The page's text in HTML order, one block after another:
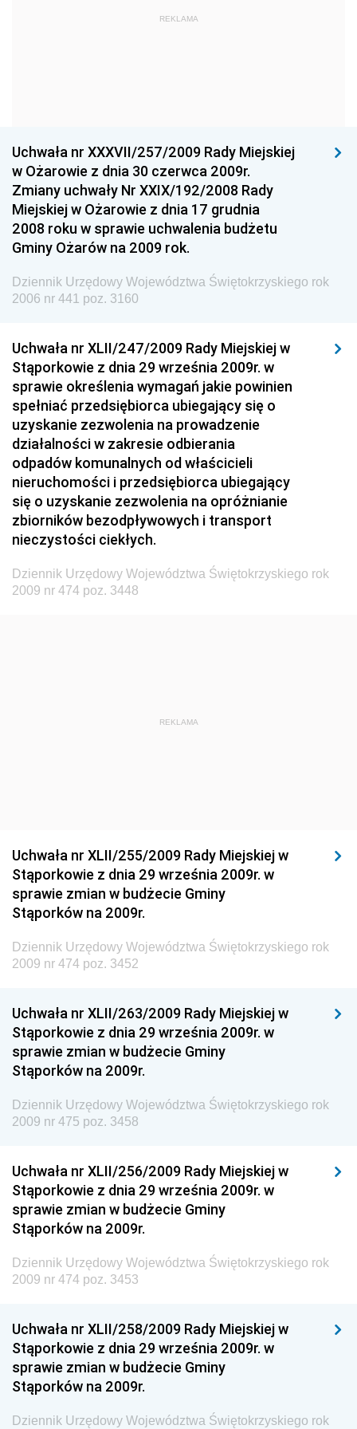
Dziennik Urzędowy Ministra Gospodarki
Dziennik Urzędowy Urzędu Ochrony Konkurencji i
Konsumentów
Dziennik Urzędowy Ministra Pracy i Polityki
Społecznej
Dziennik Urzędowy Urzędu Lotnictwa Cywilnego
Dziennik Urzędowy Ministerstwa Hutnictwa i
Przemysłu Maszynowego
Dziennik Urzędowy Ministerstwa Zdrowia i Opieki
Społecznej
Dziennik Urzędowy Ministerstwa Rolnictwa, Leśnictwa
i Gospodarki Żywnościowej
Dziennik Urzędowy Ministra Spraw Wewnętrznych
Dziennik Urzędowy Ministra Transportu, Budownictwa
i Gospodarki Morskiej
Dziennik Urzędowy Ministra Administracji i Cyfryzacji
Dziennik Urzędowy Głównego Inspektora Ochrony
Dziennik Urzędowy Ministra Budownictwa i Przemysłu
Środowiska
Dziennik Urzędowy Ministerstwa Administracji,
Gospodarki Terenowej i Ochrony Środowiska
Gospodarki Przestrzennej
Dziennik Urzędowy Ministerstwa Przemysłu
Chemicznego i Lekkiego
Dziennik Urzędowy Ministerstwa Rolnictwa i
Dziennik Urzędowy Ministra Rodziny, Pracy i Polityki
Dziennik Urzędowy Ministra Cyfryzacji
Dziennik Urzędowy Ministra Rozwoju
Dziennik Urzędowy Ministra Infrastruktury i
Dziennik Urzędowy Ministra Gospodarki Morskiej i
Żeglugi Śródlądowej
Dziennik Urzędowy Ministra Finansów
Dziennik Urzędowy Ministra Sprawiedliwości
Dziennik Urzędowy Ministra Rozwoju i Finansów
Dziennik Urzędowy Wyższego Urzędu Górniczego
REKLAMA
Uchwała nr XXXVII/257/2009 Rady Miejskiej
w Ożarowie z dnia 30 czerwca 2009r.
Zmiany uchwały Nr XXIX/192/2008 Rady
Miejskiej w Ożarowie z dnia 17 grudnia
2008 roku w sprawie uchwalenia budżetu
Gminy Ożarów na 2009 rok.
Dziennik Urzędowy Województwa Świętokrzyskiego rok
2006 nr 441 poz. 3160
Uchwała nr XLII/247/2009 Rady Miejskiej w
Stąporkowie z dnia 29 września 2009r. w
sprawie określenia wymagań jakie powinien
spełniać przedsiębiorca ubiegający się o
uzyskanie zezwolenia na prowadzenie
działalności w zakresie odbierania
odpadów komunalnych od właścicieli
nieruchomości i przedsiębiorca ubiegający
się o uzyskanie zezwolenia na opróżnianie
zbiorników bezodpływowych i transport
nieczystości ciekłych.
Dziennik Urzędowy Województwa Świętokrzyskiego rok
2009 nr 474 poz. 3448
REKLAMA
Uchwała nr XLII/255/2009 Rady Miejskiej w
Stąporkowie z dnia 29 września 2009r. w
sprawie zmian w budżecie Gminy
Stąporków na 2009r.
Dziennik Urzędowy Województwa Świętokrzyskiego rok
2009 nr 474 poz. 3452
Uchwała nr XLII/263/2009 Rady Miejskiej w
Stąporkowie z dnia 29 września 2009r. w
sprawie zmian w budżecie Gminy
Stąporków na 2009r.
Dziennik Urzędowy Województwa Świętokrzyskiego rok
2009 nr 475 poz. 3458
Uchwała nr XLII/256/2009 Rady Miejskiej w
Stąporkowie z dnia 29 września 2009r. w
sprawie zmian w budżecie Gminy
Stąporków na 2009r.
Dziennik Urzędowy Województwa Świętokrzyskiego rok
2009 nr 474 poz. 3453
Uchwała nr XLII/258/2009 Rady Miejskiej w
Stąporkowie z dnia 29 września 2009r. w
sprawie zmian w budżecie Gminy
Stąporków na 2009r.
Dziennik Urzędowy Województwa Świętokrzyskiego rok